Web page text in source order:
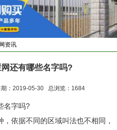
资讯
还有哪些名字吗?
：2019-05-30 总浏览： 1684
字吗?
依据不同的区域叫法也不相同，